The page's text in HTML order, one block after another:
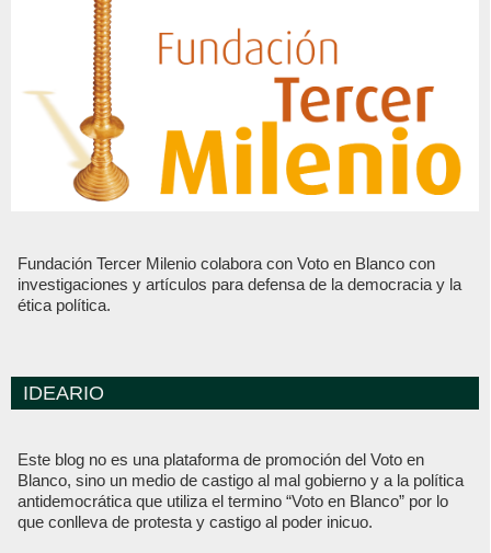
Fundación Tercer Milenio colabora con Voto en Blanco con
investigaciones y artículos para defensa de la democracia y la
ética política.
IDEARIO
Este blog no es una plataforma de promoción del Voto en
Blanco, sino un medio de castigo al mal gobierno y a la política
antidemocrática que utiliza el termino “Voto en Blanco” por lo
que conlleva de protesta y castigo al poder inicuo.